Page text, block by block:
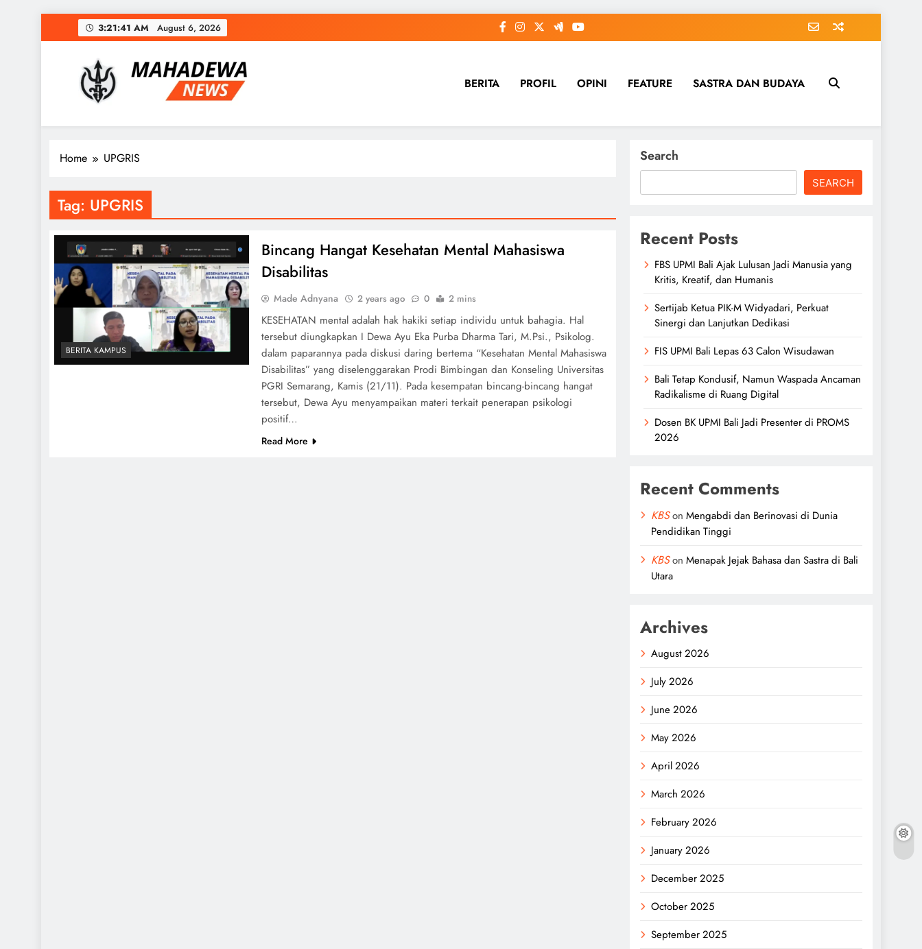
to
3:21:42 AM August 6, 2026
MAHADEWA NEWS
Berita Hari Ini, Untuk Masa Depan
BERITA PROFIL OPINI FEATURE SASTRA DAN BUDAYA
Home UPGRIS
Tag: UPGRIS
BERITA KAMPUS
Bincang Hangat Kesehatan Mental Mahasiswa
Disabilitas
Made Adnyana 2 years ago 0 2 mins
KESEHATAN mental adalah hak hakiki setiap individu untuk bahagia. Hal
tersebut diungkapkan I Dewa Ayu Eka Purba Dharma Tari, M.Psi., Psikolog.
dalam paparannya pada diskusi daring bertema “Kesehatan Mental Mahasiswa
Disabilitas” yang diselenggarakan Prodi Bimbingan dan Konseling Universitas
PGRI Semarang, Kamis (21/11). Pada kesempatan bincang-bincang hangat
tersebut, Dewa Ayu menyampaikan materi terkait penerapan psikologi
positif…
Read More
Search
SEARCH
Recent Posts
FBS UPMI Bali Ajak Lulusan Jadi Manusia yang
Kritis, Kreatif, dan Humanis
Sertijab Ketua PIK-M Widyadari, Perkuat
Sinergi dan Lanjutkan Dedikasi
FIS UPMI Bali Lepas 63 Calon Wisudawan
Bali Tetap Kondusif, Namun Waspada Ancaman
Radikalisme di Ruang Digital
Dosen BK UPMI Bali Jadi Presenter di PROMS
2026
Recent Comments
KBSon Mengabdi dan Berinovasi di Dunia
Pendidikan Tinggi
KBSon Menapak Jejak Bahasa dan Sastra di Bali
Utara
Archives
August 2026
July 2026
June 2026
May 2026
April 2026
March 2026
February 2026
January 2026
December 2025
October 2025
September 2025